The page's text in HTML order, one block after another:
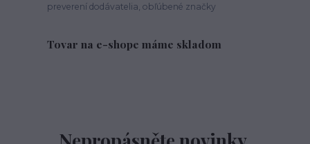
preverení dodávatelia, obľúbené značky
Tovar na e-shope máme skladom